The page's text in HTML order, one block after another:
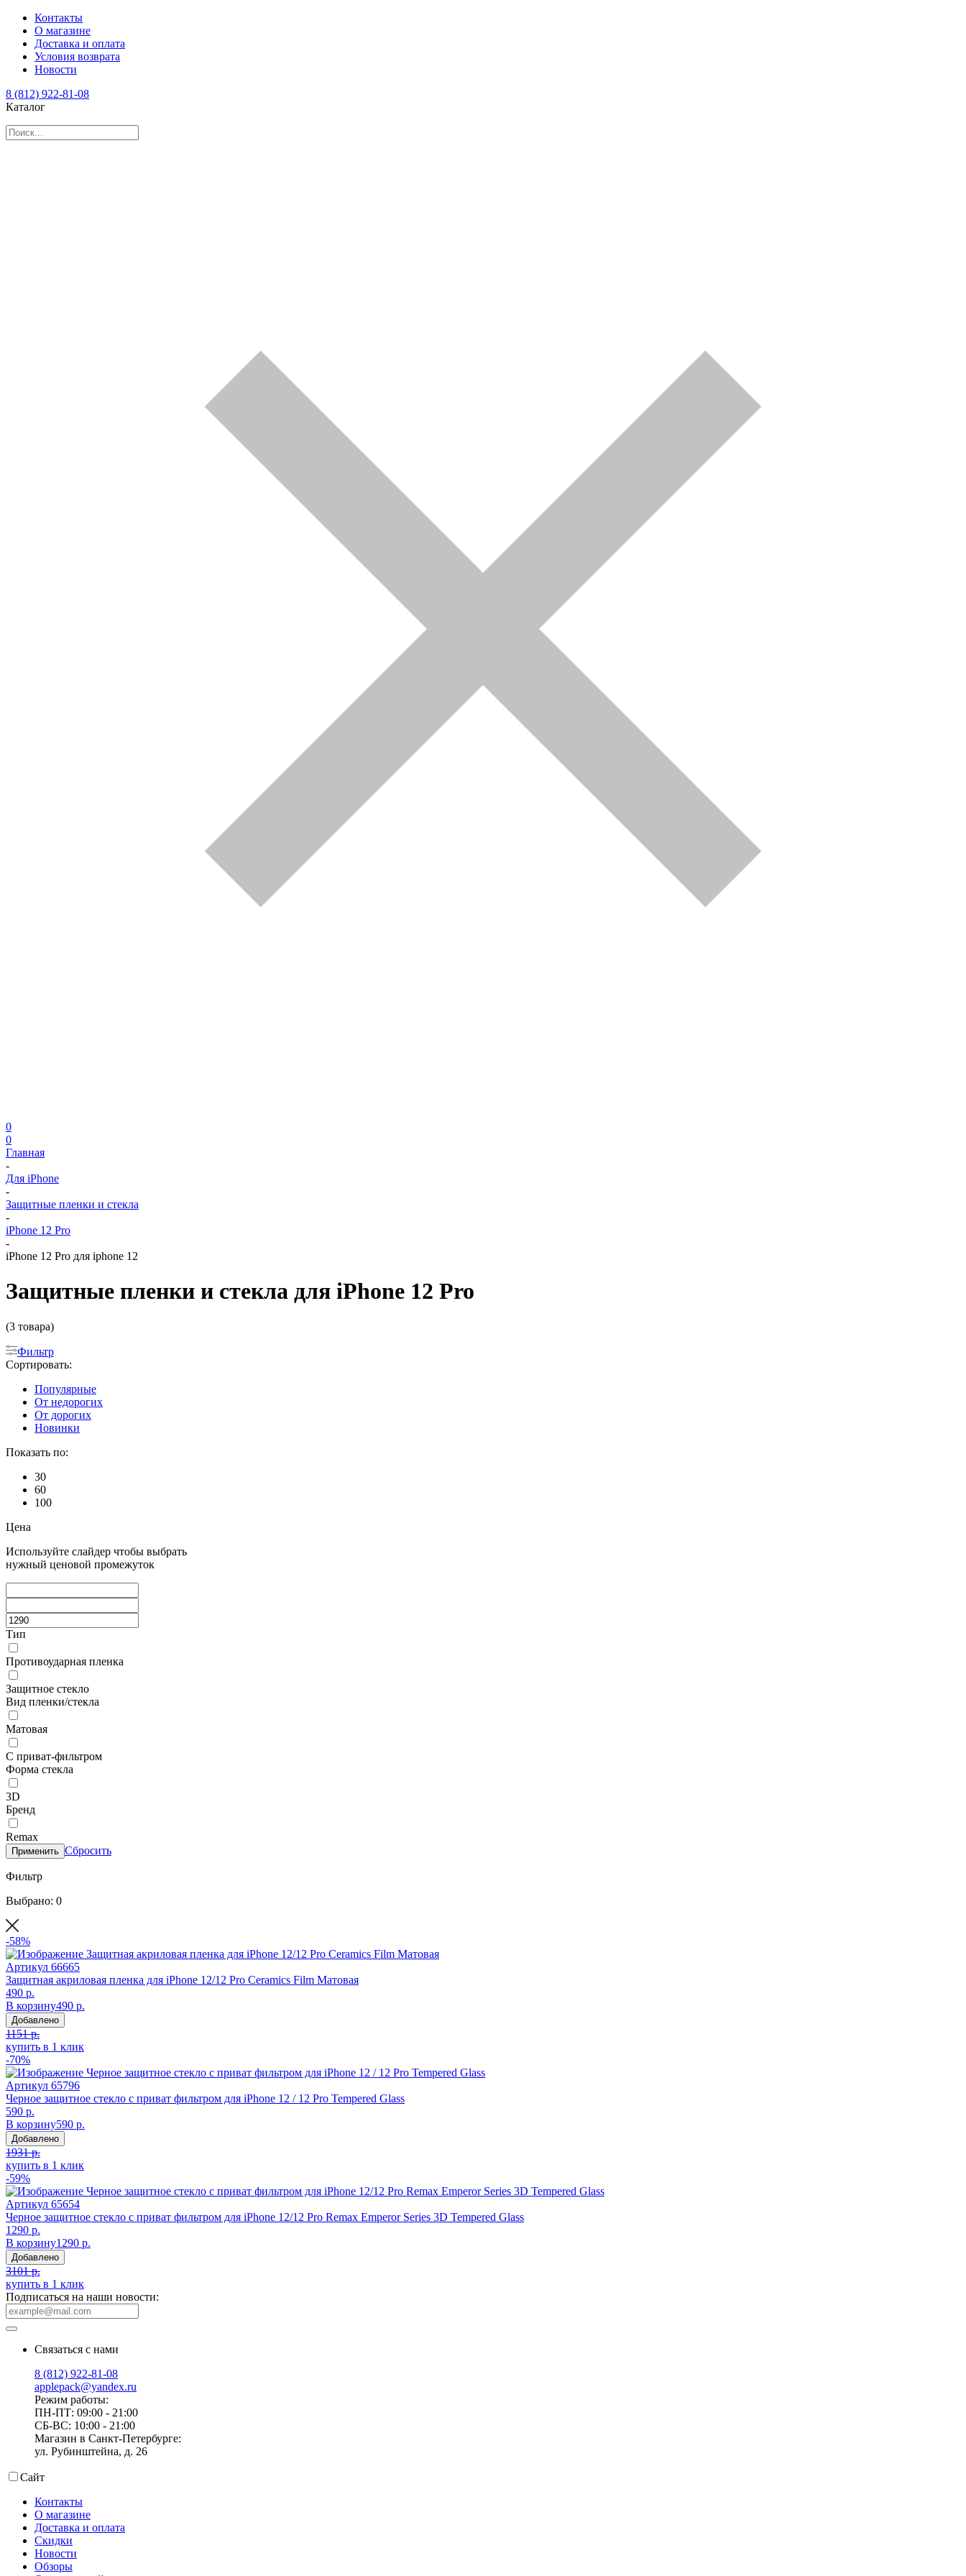
Контакты
О магазине
Доставка и оплата
Условия возврата
Новости
8 (812) 922-81-08
Каталог
0
0
Главная
-
Для iPhone
-
Защитные пленки и стекла
-
iPhone 12 Pro
-
iPhone 12 Pro для iphone 12
Защитные пленки и стекла для iPhone 12 Pro
(3 товара)
Фильтр
Сортировать:
Популярные
От недорогих
От дорогих
Новинки
Показать по:
30
60
100
Цена
Используйте слайдер чтобы выбрать
нужный ценовой промежуток
Тип
Противоударная пленка
Защитное стекло
Вид пленки/стекла
Матовая
С приват-фильтром
Форма стекла
3D
Бренд
Remax
Применить Сбросить
Фильтр
Выбрано: 0
-58%
Артикул 66665
Защитная акриловая пленка для iPhone 12/12 Pro Ceramics Film Матовая
490 р.
В корзину490 р.
Добавлено
1151 р.
купить в 1 клик
-70%
Артикул 65796
Черное защитное стекло с приват фильтром для iPhone 12 / 12 Pro Tempered Glass
590 р.
В корзину590 р.
Добавлено
1931 р.
купить в 1 клик
-59%
Артикул 65654
Черное защитное стекло с приват фильтром для iPhone 12/12 Pro Remax Emperor Series 3D Tempered Glass
1290 р.
В корзину1290 р.
Добавлено
3101 р.
купить в 1 клик
Подписаться на наши новости:
Связаться с нами
8 (812) 922-81-08
applepack@yandex.ru
Режим работы:
ПН-ПТ: 09:00 - 21:00
СБ-ВС: 10:00 - 21:00
Магазин в Санкт-Петербурге:
ул. Рубинштейна, д. 26
Сайт
Контакты
О магазине
Доставка и оплата
Скидки
Новости
Обзоры